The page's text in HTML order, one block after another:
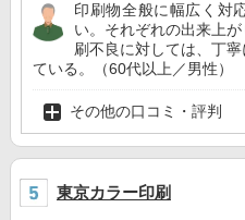
印刷物全般に幅広く対
い。それぞれの出来上
刷不良に対しては、丁
ている。（60代以上／男性）
その他の口コミ・評判
東京カラー印刷